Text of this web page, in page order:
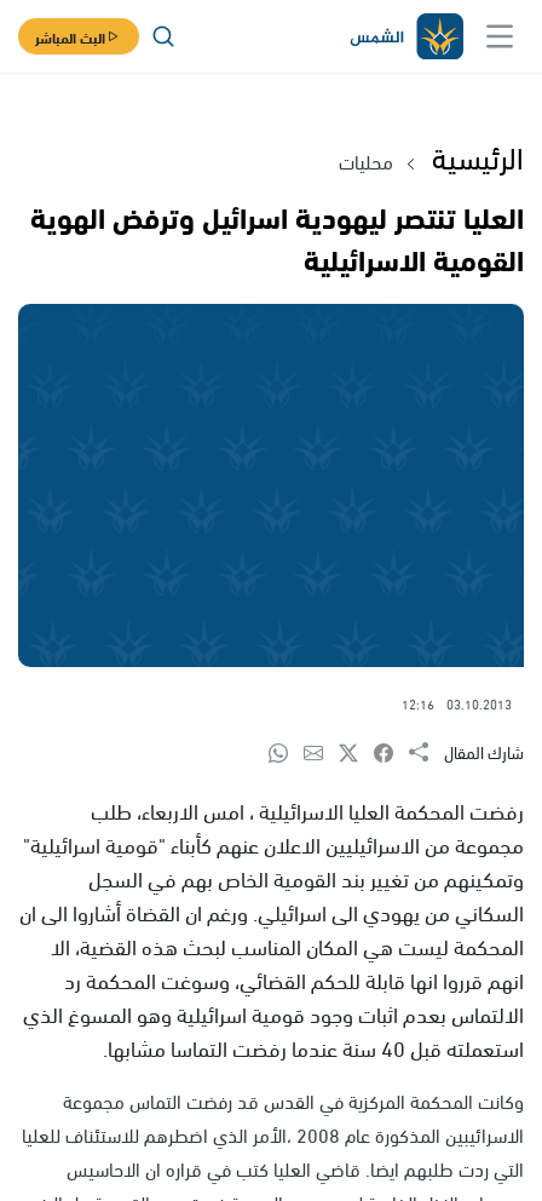
البث المباشر
الرئيسية محليات
العليا تنتصر ليهودية اسرائيل وترفض الهوية
القومية الاسرائيلية
03.10.2013
12:16
شارك المقال
رفضت المحكمة العليا الاسرائيلية ، امس الاربعاء، طلب
مجموعة من الاسرائيليين الاعلان عنهم كأبناء "قومية اسرائيلية"
وتمكينهم من تغيير بند القومية الخاص بهم في السجل
السكاني من يهودي الى اسرائيلي. ورغم ان القضاة أشاروا الى ان
المحكمة ليست هي المكان المناسب لبحث هذه القضية، الا
انهم قرروا انها قابلة للحكم القضائي، وسوغت المحكمة رد
الالتماس بعدم اثبات وجود قومية اسرائيلية وهو المسوغ الذي
استعملته قبل 40 سنة عندما رفضت التماسا مشابها.
وكانت المحكمة المركزية في القدس قد رفضت التماس مجموعة
الاسرائيبين المذكورة عام 2008 ،الأمر الذي اضطرهم للاستئناف للعليا
التي ردت طلبهم ايضا. قاضي العليا كتب في قراره ان الاحاسيس